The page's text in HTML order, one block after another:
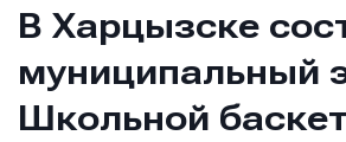
В Харцызске
муниципальный
Школьной